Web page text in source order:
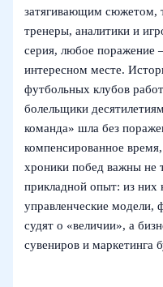
затягивающим сюжетом,
тренеры, аналитики и
серия, любое поражение
интересном месте.
футбольных клубов
болельщики
команда» шла без
компенсированное
хроники побед важны не
прикладной опыт: из них
управленческие
судят о «величии», а
сувениров и маркетинга